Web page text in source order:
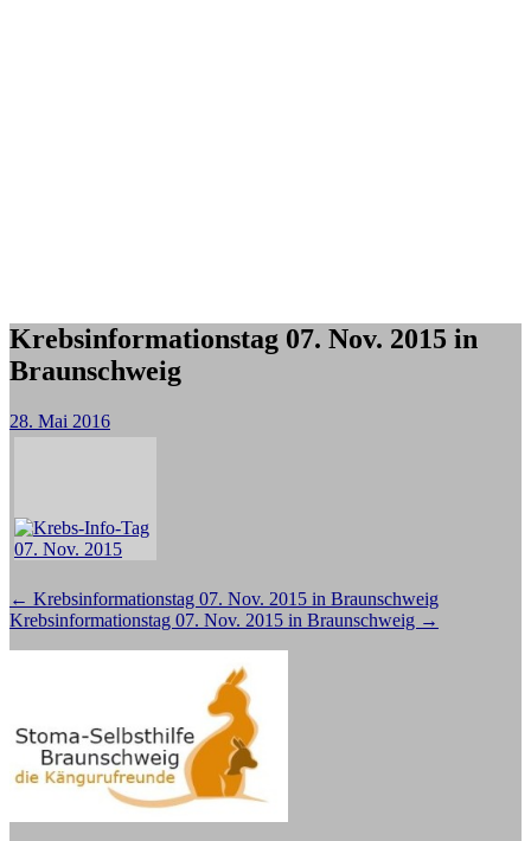
Krebsinformationstag 07. Nov. 2015 in
Braunschweig
28. Mai 2016
Beitragsnavigation
← Krebsinformationstag 07. Nov. 2015 in Braunschweig
Krebsinformationstag 07. Nov. 2015 in Braunschweig →